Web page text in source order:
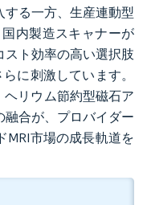
る一方、生産連動型
内製造スキャナーが
スト効率の高い選択肢
に刺激しています。
リウム節約型磁石ア
合が、プロバイダー
MRI市場の成長軌道を